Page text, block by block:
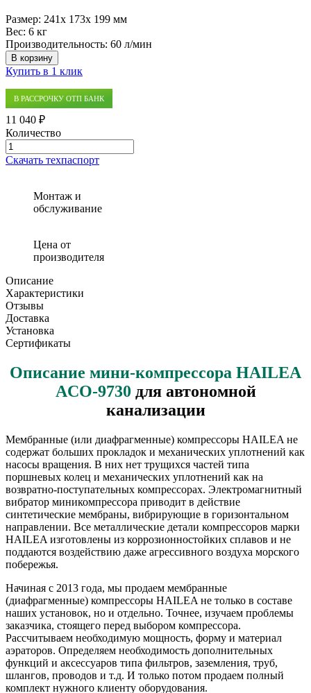
Размер: 241x 173x 199 мм
Вес: 6 кг
Производительность: 60 л/мин
В корзину
Купить в 1 клик
В РАССРОЧКУ ОТП БАНК
11 040 ₽
Количество
Количество
товара
Скачать техпаспорт
Монтаж и
обслуживание
Цена от
производителя
Описание
Характеристики
Отзывы
Доставка
Установка
Сертификаты
Описание мини-компрессора HAILEA
ACO-9730 для автономной
канализации
Мембранные (или диафрагменные) компрессоры HAILEA не
содержат больших прокладок и механических уплотнений как
насосы вращения. В них нет трущихся частей типа
поршневых колец и механических уплотнений как на
возвратно-поступательных компрессорах. Электромагнитный
вибратор миникомпрессора приводит в действие
синтетические мембраны, вибрирующие в горизонтальном
направлении. Все металлические детали компрессоров марки
HAILEA изготовлены из коррозионностойких сплавов и не
поддаются воздействию даже агрессивного воздуха морского
побережья.
Начиная с 2013 года, мы продаем мембранные
(диафрагменные) компрессоры HAILEA не только в составе
наших установок, но и отдельно. Точнее, изучаем проблемы
заказчика, стоящего перед выбором компрессора.
Рассчитываем необходимую мощность, форму и материал
аэраторов. Определяем необходимость дополнительных
функций и аксессуаров типа фильтров, заземления, труб,
шлангов, проводов и т.д. И только потом продаем полный
комплект нужного клиенту оборудования.